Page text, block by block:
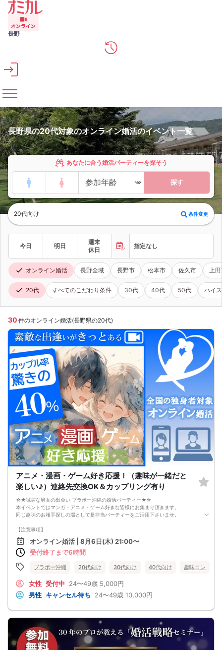
メインコンテンツへスキップ
長野
長野県の20代対象のオンライン婚活のイベント一覧
あなたに合う婚活パーティーを探そう
探す
20代向け 条件変更
今日 明日
週末
休日
指定なし
オンライン婚活 長野全域 長野市 松本市 佐久市 上
20代 すべてのこだわり条件 30代 40代 50代 ハイ
30 件のオンライン婚活(長野県の20代)
アニメ・漫画・ゲーム好き応援！（趣味が一緒だと
楽しい♪）連絡先交換OK＆カップリング有り
☆★誠実な男女の出会い ブラボー沖縄の婚活パーティー★☆
本イベントではマンガ・アニメ・ゲーム好きな皆様にお集まり頂きます。
同じ趣味のお相手探しの場として是非当パーティーをご活用下さいませ。
【注意事項】
・全国各地に募集しております。お相手の居住地はご自身の居住地と異なる場合
がございます。
・本人様確認書類のご提示をお願いしております。免許証やマイナンバーカード
・確認書類を提示頂けない場合はご参加をお断りする場合も御座いますので予め
・終了時刻は目安となります。正確な終了時刻はイベント開始時にスタッフより
ご案内いたします。
・直前の申込みや当日のキャンセルにより男女比が偏る可能性がございますこと
・最小催行人数 1対1、最大20名（男女比調整のため定員になる前にキャンセル待
ちとなる場合がございます）
・イベント開催時刻１時間前迄に最小催行人数に満たない場合は中止のご連絡を
差し上げます。
オンライン婚活 | 8月6日(木) 21:00〜
受付終了まで6時間
ブラボー沖縄 20代向け 30代向け 40代向け 趣味コン
女性 受付中 24〜49歳 5,000円
男性 キャンセル待ち 24〜49歳 10,000円